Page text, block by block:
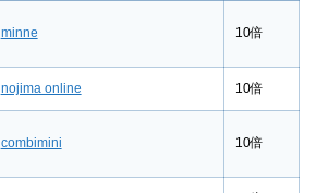
minne 10倍
nojima online 10倍
combimini 10倍